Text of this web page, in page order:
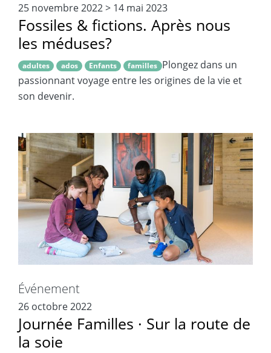
25 novembre 2022> 14 mai 2023
Fossiles & fictions. Après nous
les méduses?
adultes ados Enfants familles Plongez dans un
passionnant voyage entre les origines de la vie et
son devenir.
Événement
26 octobre 2022
Journée Familles · Sur la route de
la soie